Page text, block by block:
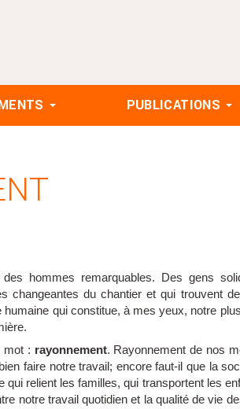
PUBLICATIONS
hommes remarquables. Des gens
changeantes du chantier et qui trouvent
qui constitue, à mes yeux, notre
mot : rayonnement. Rayonnement de nos
faire notre travail; encore faut-il que la
relient les familles, qui transportent les
notre travail quotidien et la qualité de vie